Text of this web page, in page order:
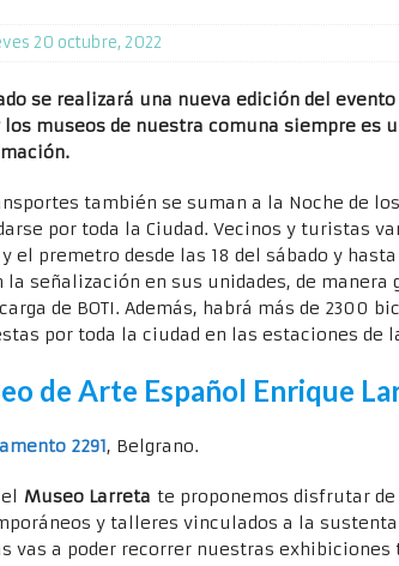
20 octubre, 2022
se realizará una nueva edición del
museos de nuestra comuna siempre es
también se suman a la Noche de
por toda la Ciudad. Vecinos y turistas
el premetro desde las 18 del sábado y
la señalización en sus unidades, de
de BOTI. Además, habrá más de 2300
por toda la ciudad en las estaciones de
de Arte Español Enrique
2291, Belgrano.
Museo Larreta te proponemos disfrutar
y talleres vinculados a la
vas a poder recorrer nuestras